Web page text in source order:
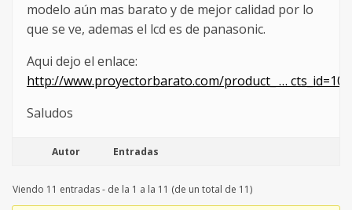
modelo aún mas barato y de mejor calidad por lo
que se ve, ademas el lcd es de panasonic.
Aqui dejo el enlace:
http://www.proyectorbarato.com/product_ … cts_id=106
Saludos
Autor Entradas
Viendo 11 entradas - de la 1 a la 11 (de un total de 11)